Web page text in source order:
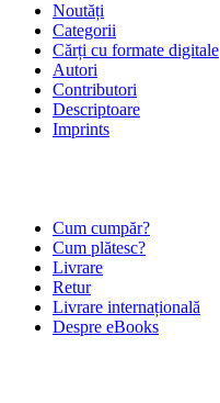
Noutăți
Categorii
Cărți cu formate digitale
Autori
Contributori
Descriptoare
Imprints
Cum cumpăr?
Cum plătesc?
Livrare
Retur
Livrare internațională
Despre eBooks